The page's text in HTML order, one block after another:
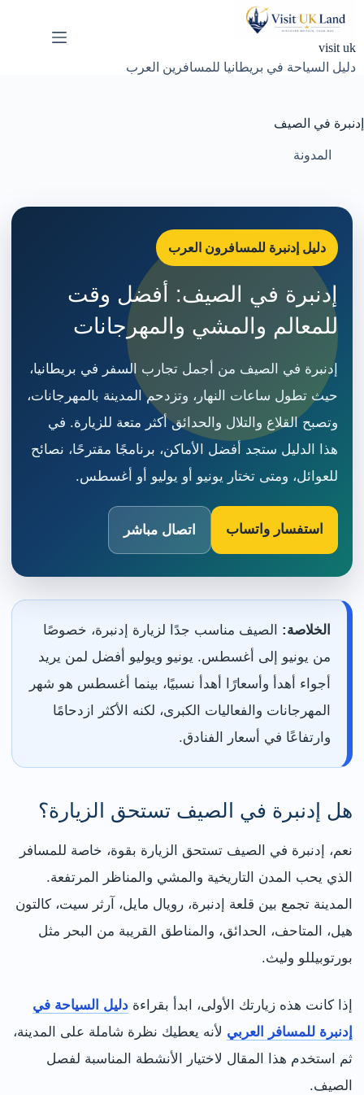
visit uk
دليل السياحة في بريطانيا للمسافرين العرب
إدنبرة في الصيف
المدونة
دليل إدنبرة للمسافرون العرب
إدنبرة في الصيف: أفضل وقت
للمعالم والمشي والمهرجانات
إدنبرة في الصيف من أجمل تجارب السفر في بريطانيا،
حيث تطول ساعات النهار، وتزدحم المدينة بالمهرجانات،
وتصبح القلاع والتلال والحدائق أكثر متعة للزيارة. في
هذا الدليل ستجد أفضل الأماكن، برنامجًا مقترحًا، نصائح
للعوائل، ومتى تختار يونيو أو يوليو أو أغسطس.
استفسار واتساب اتصال مباشر
الخلاصة: الصيف مناسب جدًا لزيارة إدنبرة، خصوصًا
من يونيو إلى أغسطس. يونيو ويوليو أفضل لمن يريد
أجواء أهدأ وأسعارًا أهدأ نسبيًا، بينما أغسطس هو شهر
المهرجانات والفعاليات الكبرى، لكنه الأكثر ازدحامًا
وارتفاعًا في أسعار الفنادق.
هل إدنبرة في الصيف تستحق الزيارة؟
نعم، إدنبرة في الصيف تستحق الزيارة بقوة، خاصة للمسافر
الذي يحب المدن التاريخية والمشي والمناظر المرتفعة.
المدينة تجمع بين قلعة إدنبرة، رويال مايل، آرثر سيت، كالتون
هيل، المتاحف، الحدائق، والمناطق القريبة من البحر مثل
بورتوبيللو وليث.
إذا كانت هذه زيارتك الأولى، ابدأ بقراءة دليل السياحة في
إدنبرة للمسافر العربي لأنه يعطيك نظرة شاملة على المدينة،
ثم استخدم هذا المقال لاختيار الأنشطة المناسبة لفصل
الصيف.